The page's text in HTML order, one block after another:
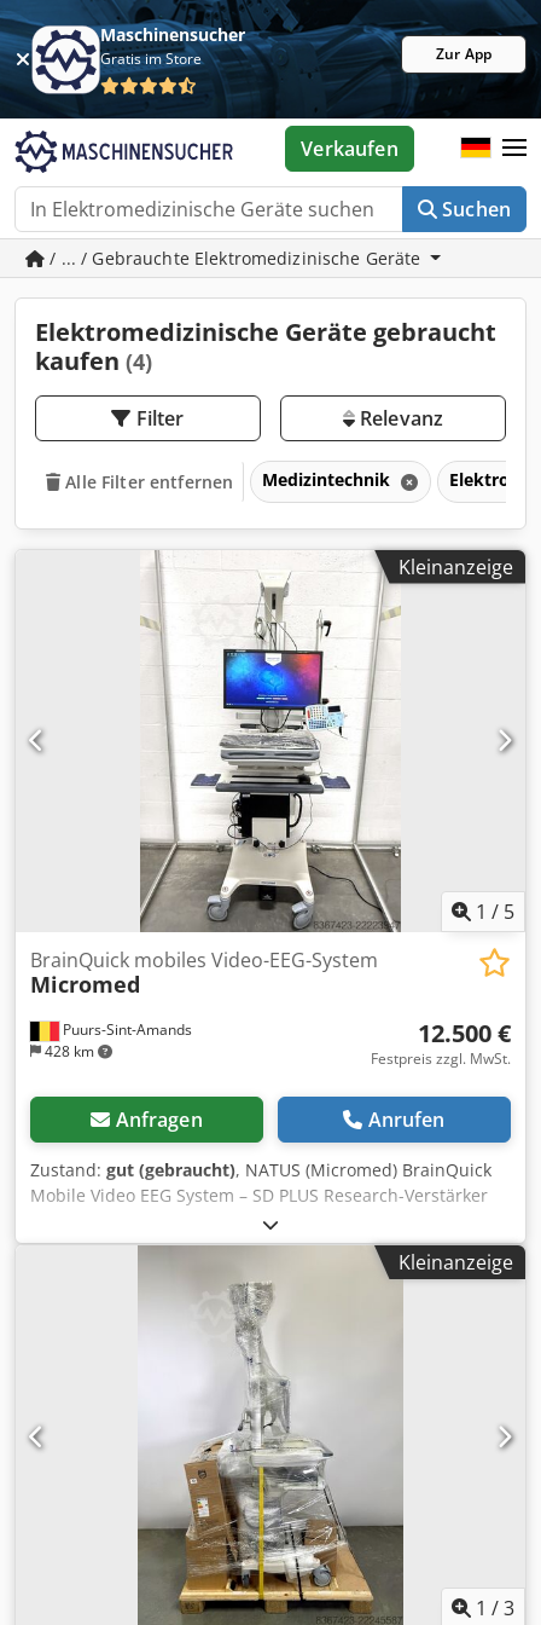
Maschinensucher
Gratis im Store Zur App
Suchen
Verkaufen
/ ... / Gebrauchte Elektromedizinische Geräte
Elektromedizinische Geräte gebraucht
kaufen (4)
Filter Relevanz
Alle Filter entfernen Medizintechnik
Kleinanzeige
1 / 5
Puurs-Sint-Amands
428 km
BrainQuick mobiles Video-EEG-System
Micromed
12.500 €
Festpreis zzgl. MwSt.
Anfragen Anrufen
Zustand: gut (gebraucht), NATUS (Micromed) BrainQuick
Mobile Video EEG System – SD PLUS Research-Verstärker
(48 Kanäle) (gebraucht) Csdpfxjzhicno Ad Nsha Dieses
leistungsstarke 48-Kanal-EEG-System vereint Flexibilität,
Signalqualität und Benutzerfreundlichkeit in einer
kompakten, mobilen Lösung. (Preis pro Stück)
Hauptmerkmale: - SD PLUS™ Research-Verstärker (48
Kanäle) – Unterstützt bis zu 40 Common-Reference-Kanäle
mit mehreren Hilfseingängen - Hervorragende
Signalqualität – Hochauflösende Erfassung mit einer
Abtastrate von bis zu 16 kHz - Optimiert für anspruchsvolle
Umgebungen – technische Bewertungen, Signalanalyse-
Entwicklung, Schulungsumgebungen, Ersatzteilgewinnung
und andere nicht-klinische Anwendungen - Intuitive
Benutzeroberfläche – Benutzerfreundliches Layout mit
anpassbaren Symbolleisten für Live- und Review-Modi -
Flexible Layout-Optionen – Wechsel zwischen Studienarten
und Workflow-Phasen oder zentrischen Ansichten -
Kleinanzeige
1 /3